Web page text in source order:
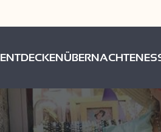
ENTDECKENÜBERNACHTEN